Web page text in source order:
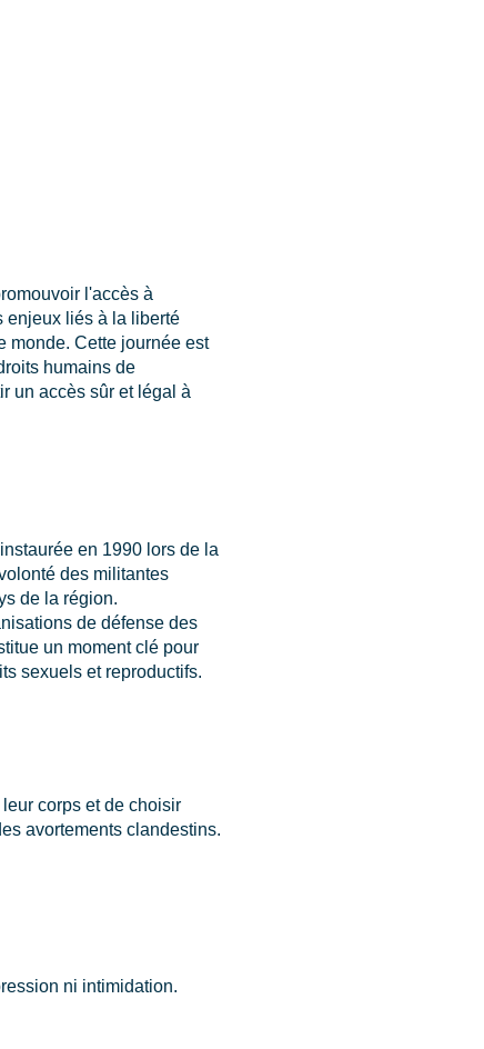
l'accès à
enjeux liés à la liberté
monde. Cette journée est
humains de
un accès sûr et légal à
en 1990 lors de la
des militantes
de la région.
de défense des
un moment clé pour
sexuels et reproductifs.
corps et de choisir
avortements clandestins.
ni intimidation.